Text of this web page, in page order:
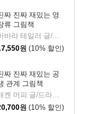
짜 진짜 재밌는 영
류 그림책
바바라 테일러 글/사이먼 트레드웰 그림/지윤수 역
원 (10% 할인)
짜 진짜 재밌는 공
관계 그림책
원 (10% 할인)